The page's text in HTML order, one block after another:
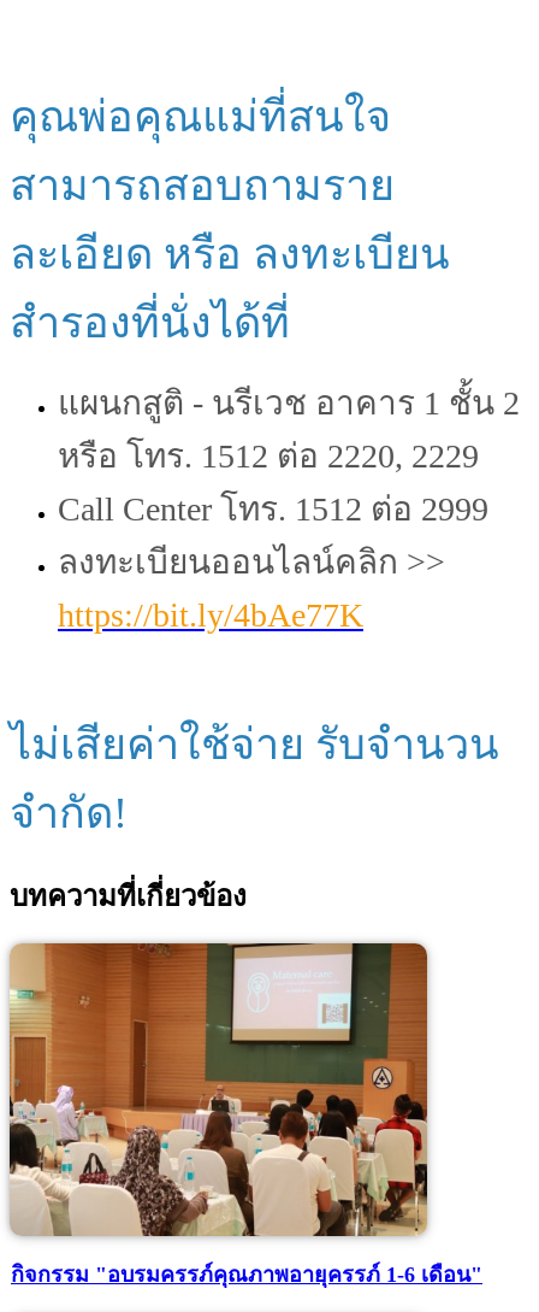
คุณพ่อคุณแม่ที่สนใจ
สามารถสอบถามราย
ละเอียด หรือ ลงทะเบียน
สำรองที่นั่งได้ที่
แผนกสูติ - นรีเวช อาคาร 1 ชั้น 2
หรือ โทร. 1512 ต่อ 2220, 2229
Call Center โทร. 1512 ต่อ 2999
ลงทะเบียนออนไลน์คลิก >>
https://bit.ly/4bAe77K
ไม่เสียค่าใช้จ่าย รับจำนวน
จำกัด!
บทความที่เกี่ยวข้อง
กิจกรรม "อบรมครรภ์คุณภาพอายุครรภ์ 1-6 เดือน"